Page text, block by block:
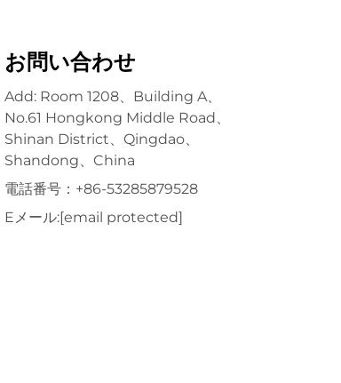
お問い合わせ
Add: Room 1208、Building A、
No.61 Hongkong Middle Road、
Shinan District、Qingdao、
Shandong、China
電話番号： +86-53285879528
Eメール:[email protected]